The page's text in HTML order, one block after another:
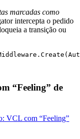
marcadas como
intercepta o pedido
a transição ou
“Feeling” de
VCL com “Feeling”